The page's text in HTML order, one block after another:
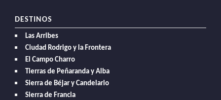
DESTINOS
Las Arribes
Ciudad Rodrigo y la Frontera
El Campo Charro
Tierras de Peñaranda y Alba
Sierra de Béjar y Candelario
Sierra de Francia